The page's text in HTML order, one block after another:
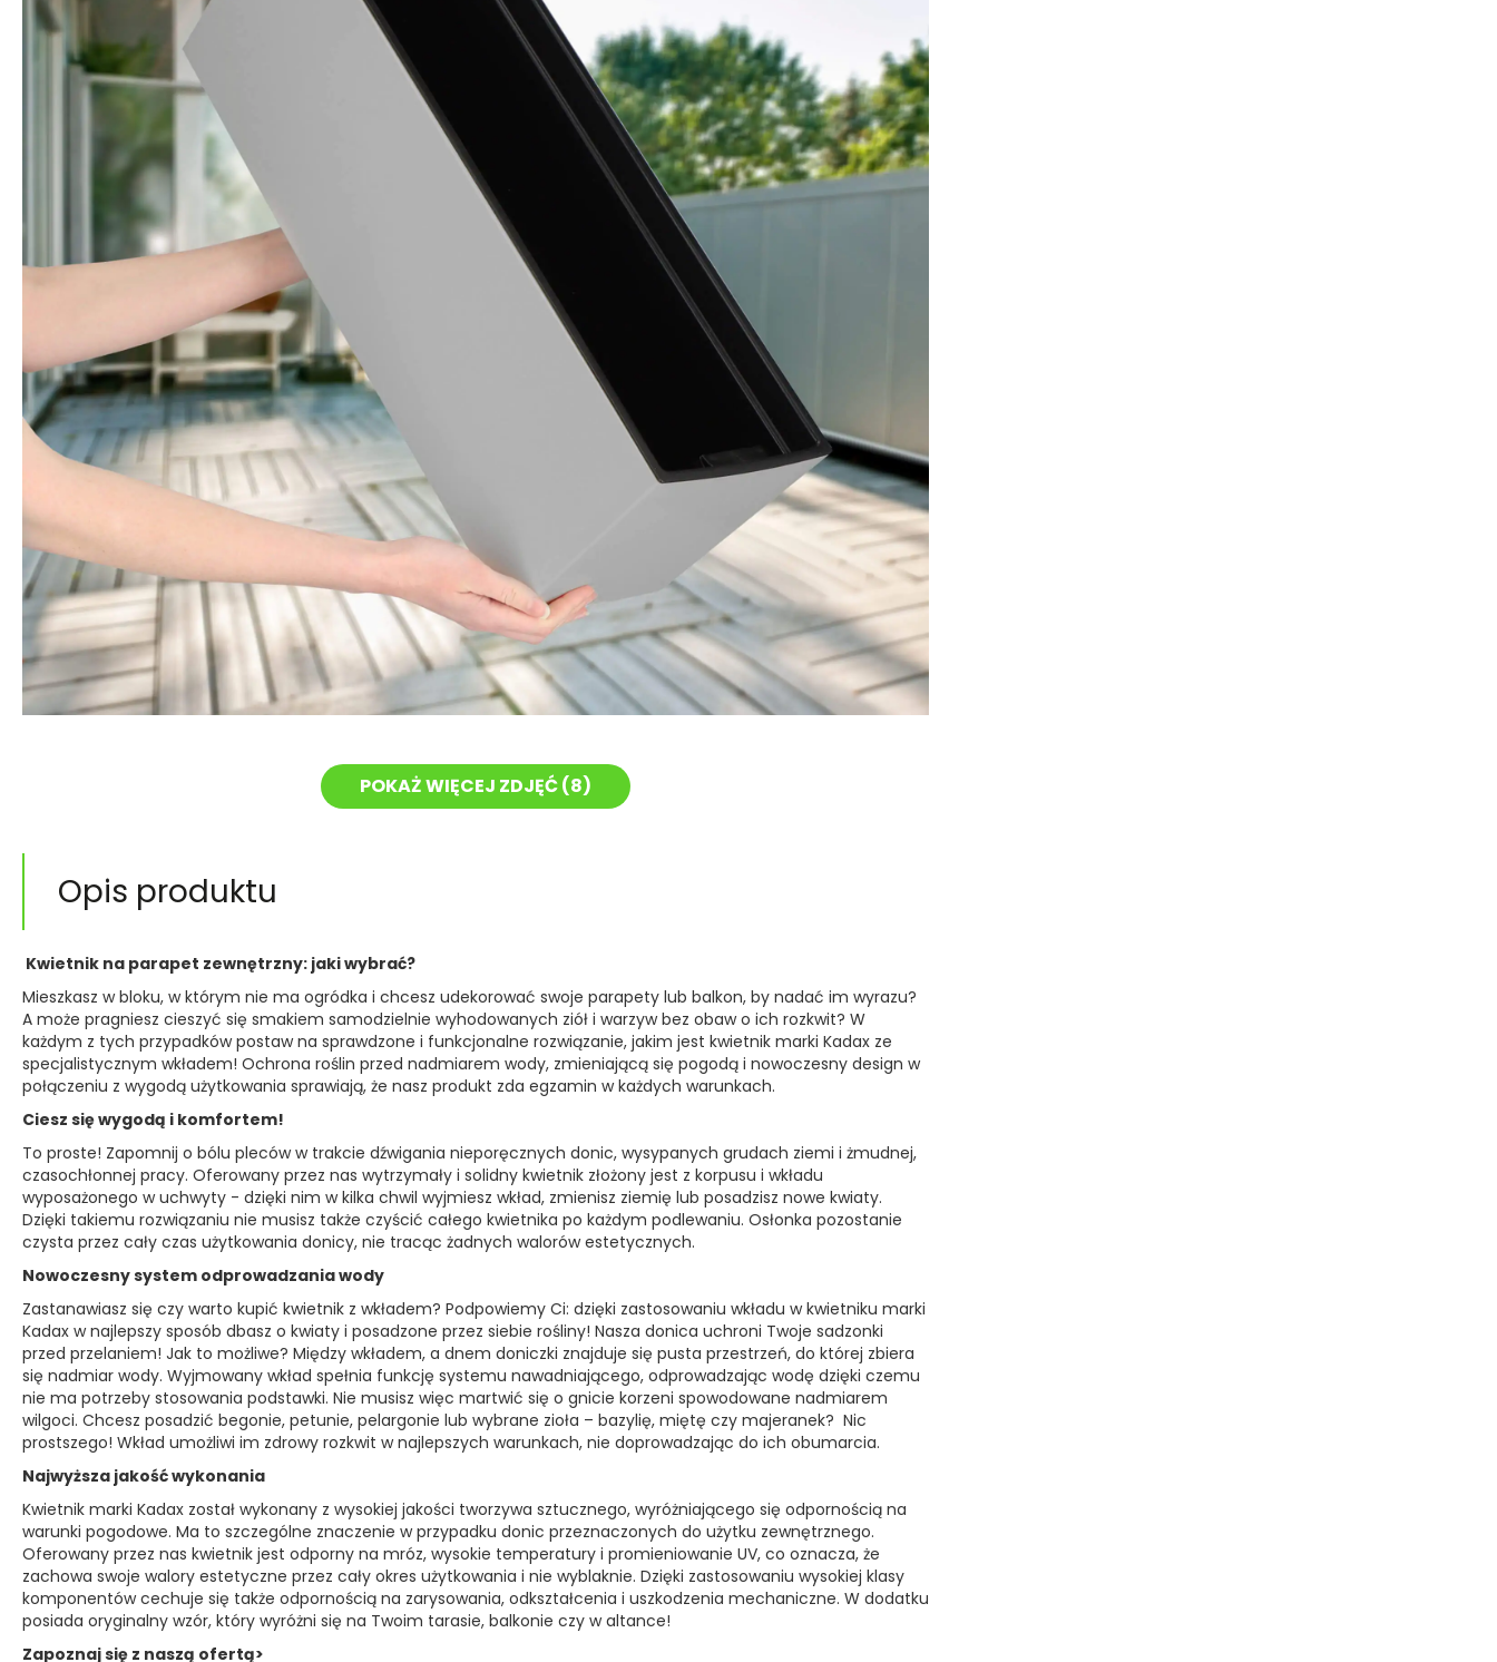
POKAŻ WIĘCEJ ZDJĘĆ (8)
Opis produktu
Kwietnik na parapet zewnętrzny: jaki wybrać?
Mieszkasz w bloku, w którym nie ma ogródka i chcesz udekorować swoje parapety lub balkon, by nadać im wyrazu?
A może pragniesz cieszyć się smakiem samodzielnie wyhodowanych ziół i warzyw bez obaw o ich rozkwit? W
każdym z tych przypadków postaw na sprawdzone i funkcjonalne rozwiązanie, jakim jest kwietnik marki Kadax ze
specjalistycznym wkładem! Ochrona roślin przed nadmiarem wody, zmieniającą się pogodą i nowoczesny design w
połączeniu z wygodą użytkowania sprawiają, że nasz produkt zda egzamin w każdych warunkach.
Ciesz się wygodą i komfortem!
To proste! Zapomnij o bólu pleców w trakcie dźwigania nieporęcznych donic, wysypanych grudach ziemi i żmudnej,
czasochłonnej pracy. Oferowany przez nas wytrzymały i solidny kwietnik złożony jest z korpusu i wkładu
wyposażonego w uchwyty - dzięki nim w kilka chwil wyjmiesz wkład, zmienisz ziemię lub posadzisz nowe kwiaty.
Dzięki takiemu rozwiązaniu nie musisz także czyścić całego kwietnika po każdym podlewaniu. Osłonka pozostanie
czysta przez cały czas użytkowania donicy, nie tracąc żadnych walorów estetycznych.
Nowoczesny system odprowadzania wody
Zastanawiasz się czy warto kupić kwietnik z wkładem? Podpowiemy Ci: dzięki zastosowaniu wkładu w kwietniku marki
Kadax w najlepszy sposób dbasz o kwiaty i posadzone przez siebie rośliny! Nasza donica uchroni Twoje sadzonki
przed przelaniem! Jak to możliwe? Między wkładem, a dnem doniczki znajduje się pusta przestrzeń, do której zbiera
się nadmiar wody. Wyjmowany wkład spełnia funkcję systemu nawadniającego, odprowadzając wodę dzięki czemu
nie ma potrzeby stosowania podstawki. Nie musisz więc martwić się o gnicie korzeni spowodowane nadmiarem
wilgoci. Chcesz posadzić begonie, petunie, pelargonie lub wybrane zioła – bazylię, miętę czy majeranek? Nic
prostszego! Wkład umożliwi im zdrowy rozkwit w najlepszych warunkach, nie doprowadzając do ich obumarcia.
Najwyższa jakość wykonania
Kwietnik marki Kadax został wykonany z wysokiej jakości tworzywa sztucznego, wyróżniającego się odpornością na
warunki pogodowe. Ma to szczególne znaczenie w przypadku donic przeznaczonych do użytku zewnętrznego.
Oferowany przez nas kwietnik jest odporny na mróz, wysokie temperatury i promieniowanie UV, co oznacza, że
zachowa swoje walory estetyczne przez cały okres użytkowania i nie wyblaknie. Dzięki zastosowaniu wysokiej klasy
komponentów cechuje się także odpornością na zarysowania, odkształcenia i uszkodzenia mechaniczne. W dodatku
posiada oryginalny wzór, który wyróżni się na Twoim tarasie, balkonie czy w altance!
Zapoznaj się z naszą ofertą>